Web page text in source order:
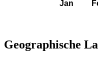
Geographische